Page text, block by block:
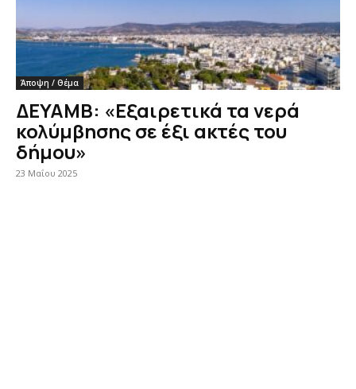
Άποψη / Θέμα
ΔΕΥΑΜΒ: «Εξαιρετικά τα νερά
κολύμβησης σε έξι ακτές του
δήμου»
23 Μαΐου 2025